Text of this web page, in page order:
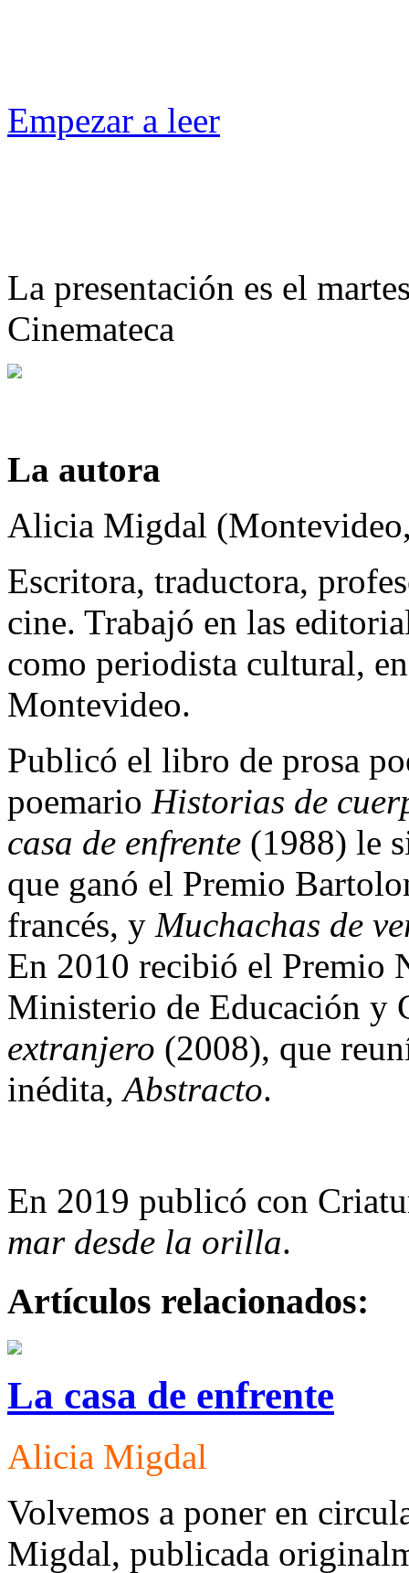
Empezar a leer
La presentación es el
Cinemateca
La autora
Alicia Migdal
Escritora, traductora,
cine. Trabajó en las
como periodista cultural,
Montevideo.
Publicó el libro de prosa
poemario Historias de
casa de enfrente (1988) le
que ganó el Premio
francés, y Muchachas de
En 2010 recibió el Premio
Ministerio de Educación y
extranjero (2008), que
inédita,Abstracto.
En 2019 publicó con
mar desde la orilla.
Artículos relacionados:
La casa de enfrente
Alicia Migdal
Volvemos a poner en
Migdal, publicada